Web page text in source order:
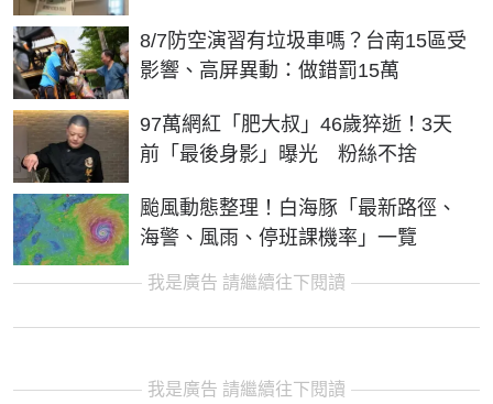
8/7防空演習有垃圾車嗎？台南15區受
影響、高屏異動：做錯罰15萬
97萬網紅「肥大叔」46歲猝逝！3天
前「最後身影」曝光 粉絲不捨
颱風動態整理！白海豚「最新路徑、
海警、風雨、停班課機率」一覽
我是廣告 請繼續往下閱讀
我是廣告 請繼續往下閱讀